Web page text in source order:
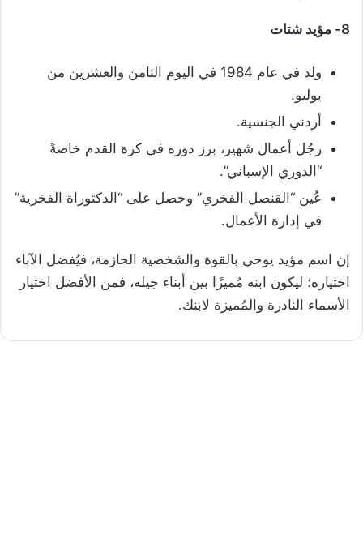
8- مؤيد شتات
ولِد في عام 1984 في اليوم الثامن والعشرين من
يوليو.
أردني الجنسية.
رجُل أعمال شهير، برز دوره في كرة القدم خاصةً
“الدوري الإسباني”.
عُين “القنصل الفخري” وحصل على “الدكتوراة الفخرية”
في إدارة الأعمال.
إن اسم مؤيد يوحي بالقوة والشخصية الحازمة، فيُفضل الآباء
اختياره؛ ليكون ابنه مُميزًا بين أبناء جيله، فمن الأفضل اختيار
الأسماء النادرة والمُميزة لابنك.